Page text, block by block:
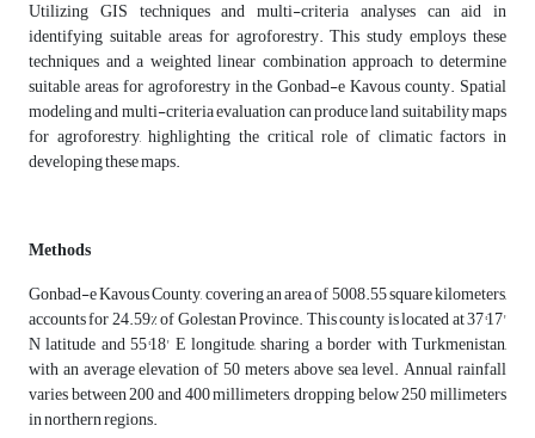
Utilizing GIS techniques and multi-criteria analyses can aid in
identifying suitable areas for agroforestry. This study employs these
techniques and a weighted linear combination approach to determine
suitable areas for agroforestry in the Gonbad-e Kavous county. Spatial
modeling and multi-criteria evaluation can produce land suitability maps
for agroforestry, highlighting the critical role of climatic factors in
developing these maps.
Methods
Gonbad-e Kavous County, covering an area of 5008.55 square kilometers,
accounts for 24.59% of Golestan Province. This county is located at 37°17'
N latitude and 55°18' E longitude, sharing a border with Turkmenistan,
with an average elevation of 50 meters above sea level. Annual rainfall
varies between 200 and 400 millimeters, dropping below 250 millimeters
in northern regions.